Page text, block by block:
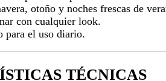
otoño y noches frescas de
con cualquier look.
para el uso diario.
TÉCNICAS